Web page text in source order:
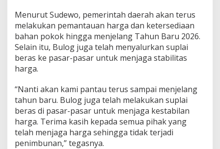
Menurut Sudewo, pemerintah daerah akan terus
melakukan pemantauan harga dan ketersediaan
bahan pokok hingga menjelang Tahun Baru 2026.
Selain itu, Bulog juga telah menyalurkan suplai
beras ke pasar-pasar untuk menjaga stabilitas
harga.
“Nanti akan kami pantau terus sampai menjelang
tahun baru. Bulog juga telah melakukan suplai
beras di pasar-pasar untuk menjaga kestabilan
harga. Terima kasih kepada semua pihak yang
telah menjaga harga sehingga tidak terjadi
penimbunan,” tegasnya.